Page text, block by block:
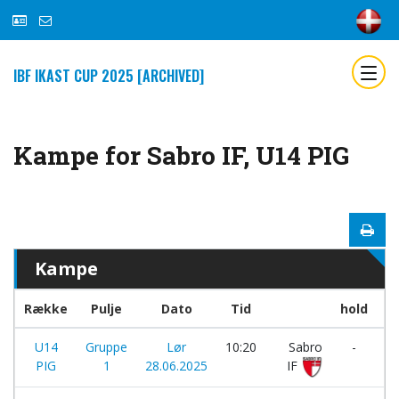
IBF IKAST CUP 2025 [ARCHIVED]
Kampe for Sabro IF, U14 PIG
Kampe
Række Pulje Dato Tid hold
U14
PIG
Gruppe
1
Lør
28.06.2025
10:20
Sabro
IF
-